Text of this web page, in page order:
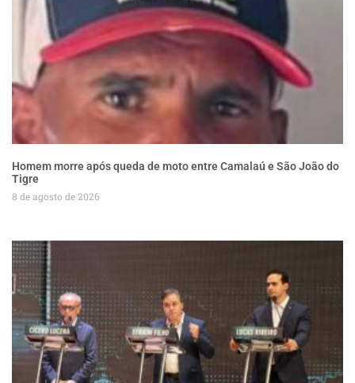
Homem morre após queda de moto entre Camalaú e São João do
Tigre
8 de agosto de 2026